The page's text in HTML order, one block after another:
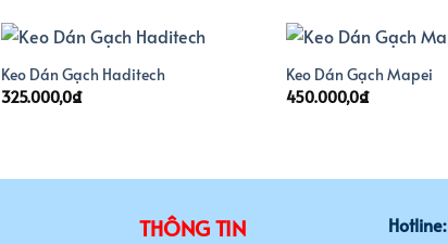
Keo Dán Gạch Haditech
325.000,0₫
Keo Dán Gạch Mapei
450.000,0₫
THÔNG TIN Hotline: